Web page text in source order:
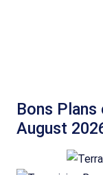
Bons
August